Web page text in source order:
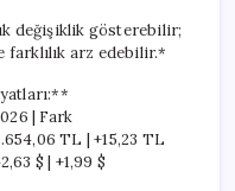
değişiklik gösterebilir;
arz edebilir.*
| Fark
TL | +15,23 TL
$ | +1,99 $